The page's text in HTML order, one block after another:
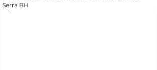
Serra BH